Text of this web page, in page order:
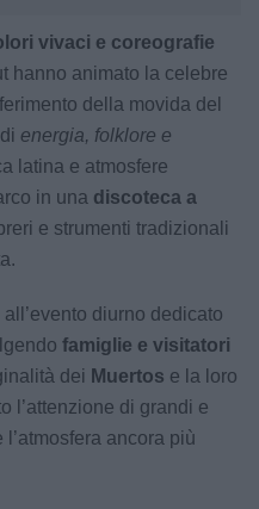
vivaci e coreografie
hanno animato la celebre
della movida del
energia, folklore e
latina e atmosfere
in una discoteca a
e strumenti tradizionali
diurno dedicato
famiglie e visitatori
dei Muertos e la loro
l’attenzione di grandi e
ancora più